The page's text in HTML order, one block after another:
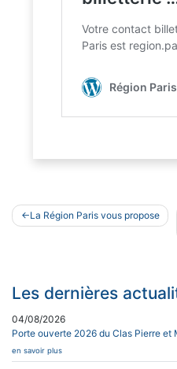
Navigation
de
La Région Paris vous propose
Les dernières
04/08/2026
Porte ouverte 2026 du Clas Pierre et
en savoir plus